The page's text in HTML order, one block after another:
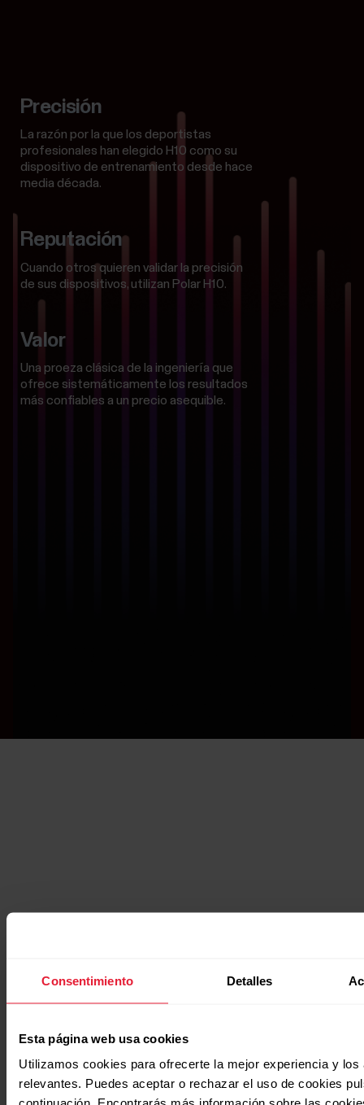
Consentimiento Detalles
Esta página web usa cookies
Utilizamos cookies para ofrecerte la mejor experiencia y los
relevantes. Puedes aceptar o rechazar el uso de cookies
Precisión
La razón por la que los deportistas
profesionales han elegido H10 como su
dispositivo de entrenamiento desde hace
media década.
Reputación
Cuando otros quieren validar la precisión
de sus dispositivos, utilizan Polar H10.
Valor
Una proeza clásica de la ingeniería que
ofrece sistemáticamente los resultados
más confiables a un precio asequible.